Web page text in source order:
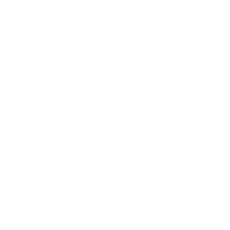
Chandler’s engagement. However, when Monica
her thunder. Chandler has bedroom-related problems,